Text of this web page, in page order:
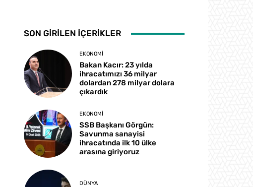
SON GİRİLEN İÇERİKLER
EKONOMI
Bakan Kacır: 23 yılda
ihracatımızı 36 milyar
dolardan 278 milyar dolara
çıkardık
EKONOMI
SSB Başkanı Görgün:
Savunma sanayisi
ihracatında ilk 10 ülke
arasına giriyoruz
DÜNYA